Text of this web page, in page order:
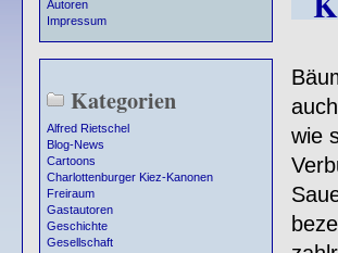
Autoren
Impressum
Kategorien
Alfred Rietschel
Blog-News
Cartoons
Charlottenburger Kiez-Kanonen
Freiraum
Gastautoren
Geschichte
Gesellschaft
wie